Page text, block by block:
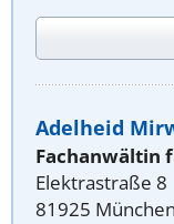
Adelheid
Fachanwältin
Elektrastraße 8
81925 München